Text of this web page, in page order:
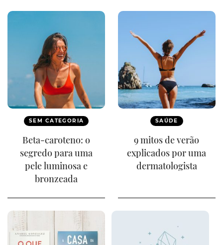
SEM CATEGORIA
Beta-caroteno: o
segredo para uma
pele luminosa e
bronzeada
SAÚDE
9 mitos de verão
explicados por uma
dermatologista